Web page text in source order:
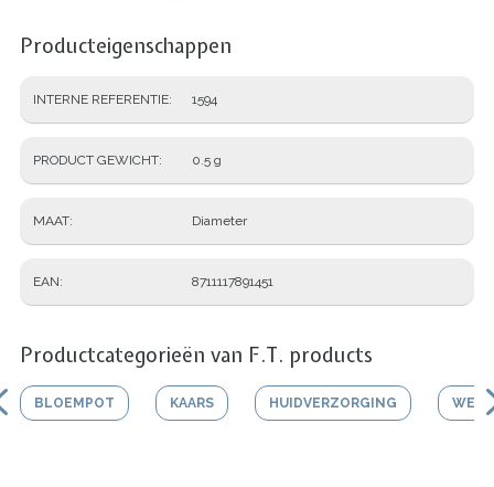
Producteigenschappen
INTERNE REFERENTIE 1594
PRODUCT GEWICHT 0.5 g
MAAT Diameter
EAN 8711117891451
Productcategorieën van F.T. products
BLOEMPOT KAARS HUIDVERZORGING